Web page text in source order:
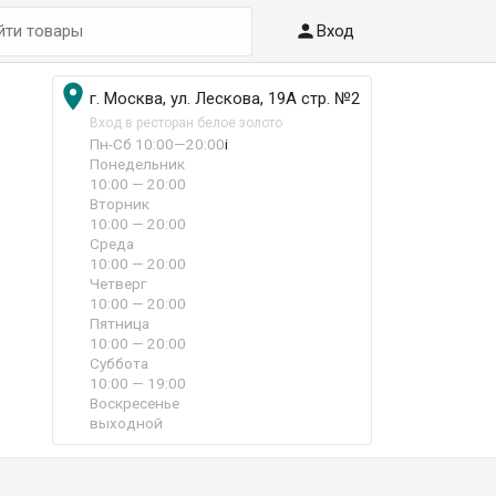
Вход
 г. Москва, ул. Лескова, 19А стр. №2
Вход в ресторан белое золото
Пн-Сб 10:00—20:00i
Понедельник
10:00 — 20:00
Вторник
10:00 — 20:00
Среда
10:00 — 20:00
Четверг
10:00 — 20:00
Пятница
10:00 — 20:00
Суббота
10:00 — 19:00
Воскресенье
выходной